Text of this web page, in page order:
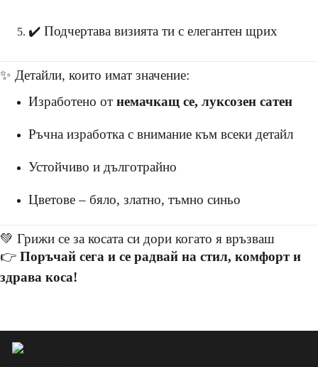
✔️ Подчертава визията ти с елегантен щрих
✨ Детайли, които имат значение:
Изработено от немачкащ се, луксозен сатен
Ръчна изработка с внимание към всеки детайл
Устойчиво и дълготрайно
Цветове – бяло, златно, тъмно синьо
💚 Грижи се за косата си дори когато я връзваш
👉 Поръчай сега и се радвай на стил, комфорт и
здрава коса!